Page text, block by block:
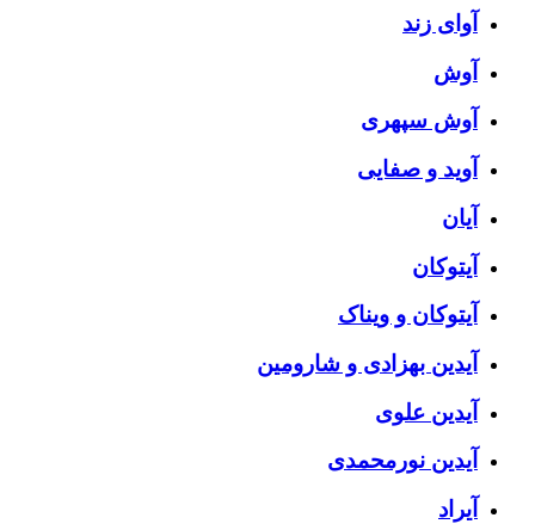
آوای زند
آوش
آوش سپهری
آوید و صفایی
آیان
آیتوکان
آیتوکان و ویناک
آیدین بهزادی و شارومین
آیدین علوی
آیدین نورمحمدی
آیراد